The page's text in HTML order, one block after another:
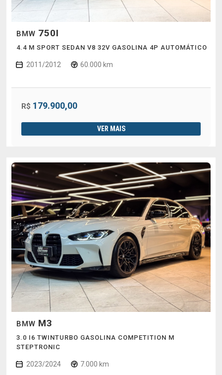
BMW 750I
4.4 M SPORT SEDAN V8 32V GASOLINA 4P AUTOMÁTICO
2011/2012 60.000 km
R$ 179.900,00
VER MAIS
BMW M3
3.0 I6 TWINTURBO GASOLINA COMPETITION M
STEPTRONIC
2023/2024 7.000 km